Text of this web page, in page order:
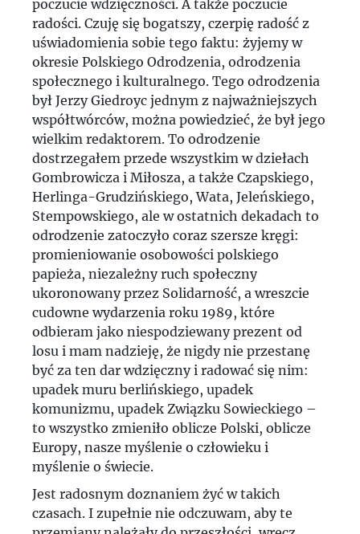
poczucie wdzięczności. A także poczucie
radości. Czuję się bogatszy, czerpię radość z
uświadomienia sobie tego faktu: żyjemy w
okresie Polskiego Odrodzenia, odrodzenia
społecznego i kulturalnego. Tego odrodzenia
był Jerzy Giedroyc jednym z najważniejszych
współtwórców, można powiedzieć, że był jego
wielkim redaktorem. To odrodzenie
dostrzegałem przede wszystkim w dziełach
Gombrowicza i Miłosza, a także Czapskiego,
Herlinga-Grudzińskiego, Wata, Jeleńskiego,
Stempowskiego, ale w ostatnich dekadach to
odrodzenie zatoczyło coraz szersze kręgi:
promieniowanie osobowości polskiego
papieża, niezależny ruch społeczny
ukoronowany przez Solidarność, a wreszcie
cudowne wydarzenia roku 1989, które
odbieram jako niespodziewany prezent od
losu i mam nadzieję, że nigdy nie przestanę
być za ten dar wdzięczny i radować się nim:
upadek muru berlińskiego, upadek
komunizmu, upadek Związku Sowieckiego –
to wszystko zmieniło oblicze Polski, oblicze
Europy, nasze myślenie o człowieku i
myślenie o świecie.
Jest radosnym doznaniem żyć w takich
czasach. I zupełnie nie odczuwam, aby te